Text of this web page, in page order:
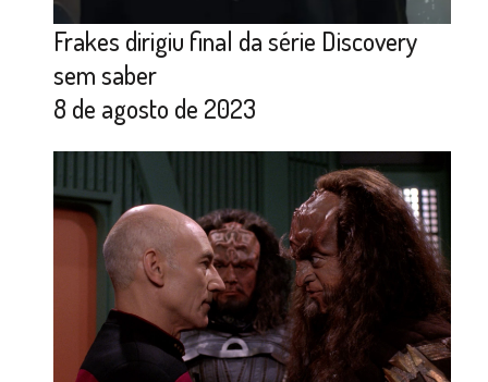
Frakes dirigiu final da série Discovery
sem saber
8 de agosto de 2023